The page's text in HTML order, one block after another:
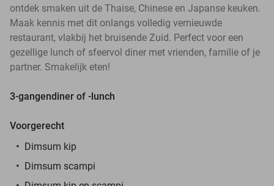
ontdek smaken uit de Thaise, Chinese en Japanse keuken.
Maak kennis met dit onlangs volledig vernieuwde
restaurant, vlakbij het bruisende Zuid. Perfect voor een
gezellige lunch of sfeervol diner met vrienden, familie of je
partner. Smakelijk eten!
3-gangendiner of -lunch
Voorgerecht
Dimsum kip
Dimsum scampi